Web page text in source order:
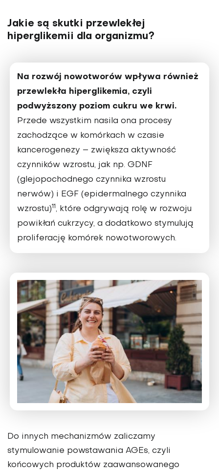
Jakie są skutki przewlekłej
hiperglikemii dla organizmu?
Na rozwój nowotworów wpływa również
przewlekła hiperglikemia, czyli
podwyższony poziom cukru we krwi.
Przede wszystkim nasila ona procesy
zachodzące w komór­kach w czasie
kancerogenezy – zwiększa aktywność
czynników wzrostu, jak np. GDNF
(glejopochod­nego czynnika wzrostu
nerwów) i EGF (epidermalnego czynnika
wzrostu)11, które odgrywają rolę w rozwoju
powikłań cukrzycy, a dodatkowo stymulują
prolifera­cję komórek nowotworowych.
Do innych mechanizmów zali­czamy
stymulowanie powstawania AGEs, czyli
końcowych produktów zaawansowanego